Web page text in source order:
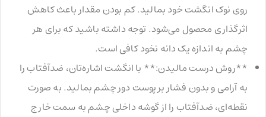
روی نوک انگشت خود بمالید. کم بودن مقدار باعث کاهش
اثرگذاری محصول می‌شود. توجه داشته باشید که برای هر
چشم به اندازه یک دانه نخود کافی است.
**روش درست مالیدن:** با انگشت اشاره‌تان، ضدآفتاب را
به آرامی و بدون فشار بر پوست دور چشم بمالید. به صورت
نقطه‌ای، ضدآفتاب را از گوشه داخلی چشم به سمت خارج